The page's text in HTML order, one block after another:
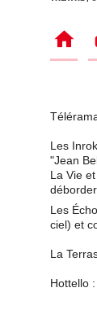
SPECTACLE
Les
"Jean
La Vie
Les
ciel) et
La
Hottello